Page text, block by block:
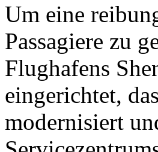
Um eine
Passagiere zu
Flughafens
eingerichtet,
modernisiert